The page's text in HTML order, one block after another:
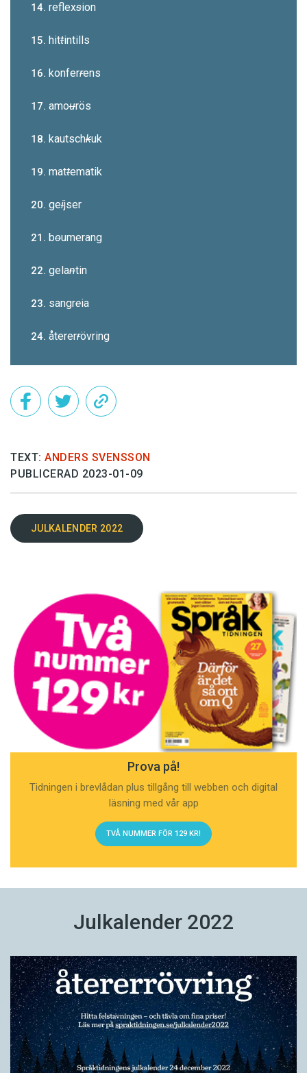
14. reflexsion
15. hittintills
16. konferrens
17. amourös
18. kautschkuk
19. mattematik
20. geijser
21. boumerang
22. gelantin
23. sangreia
24. återerrövring
TEXT: ANDERS SVENSSON
PUBLICERAD 2023-01-09
JULKALENDER 2022
Prova på!
Tidningen i brevlådan plus tillgång till webben och digital
läsning med vår app
TVÅ NUMMER FÖR 129 KR!
Julkalender 2022